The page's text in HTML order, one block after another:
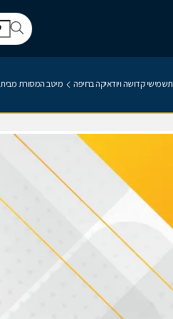
תשמישי קדושה ויודאיקה בחיפה מיטב המסורת